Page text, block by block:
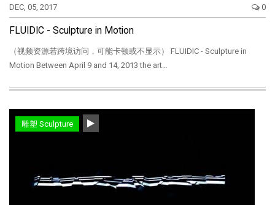
DEC, 05, 2017 0
FLUIDIC - Sculpture in Motion
（视频资源若跨境访问，可能卡顿或不显示） FLUIDIC - Sculpture in
Motion Between April 9 and 14, 2013 the art…
雕塑 Sculpture